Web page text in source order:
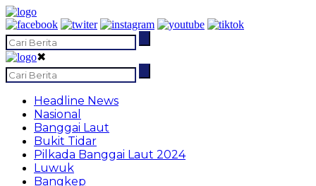
✖
Headline News
Nasional
Banggai Laut
Bukit Tidar
Pilkada Banggai Laut 2024
Luwuk
Bangkep